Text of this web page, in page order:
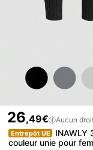
26,49€ Aucun
Entrepôt UE
INAWLY
couleur unie pour